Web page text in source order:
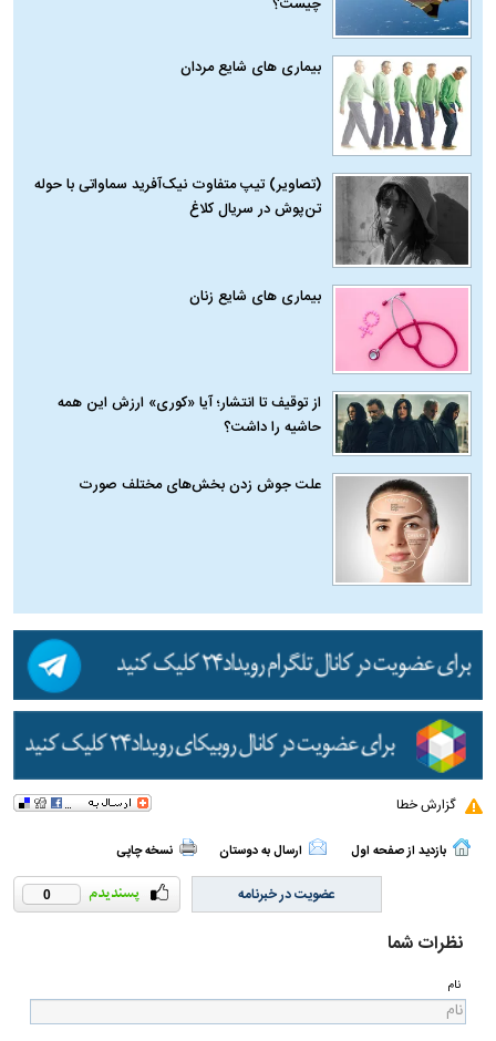
چیست؟
بیماری‌ های شایع مردان
(تصاویر) تیپ متفاوت نیک‌آفرید سماواتی با حوله
تن‌پوش در سریال کلاغ
بیماری‌ های شایع زنان
از توقیف تا انتشار؛ آیا «کوری» ارزش این همه
حاشیه را داشت؟
علت جوش زدن بخش‌های مختلف صورت
گزارش خطا
بازدید از صفحه اول ارسال به دوستان نسخه چاپی
0 عضویت در خبرنامه
نظرات شما
نام